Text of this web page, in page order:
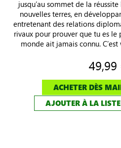
jusqu’au sommet de la
nouvelles terres, en
entretenant des relations
rivaux pour prouver que tu es
monde ait jamais connu.
49,99
ACHETER DÈS